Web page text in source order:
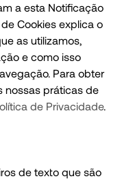
a esta Notificação
Cookies explica o
as utilizamos,
e como isso
Para obter
nossas práticas de
de Privacidade.
de texto que são